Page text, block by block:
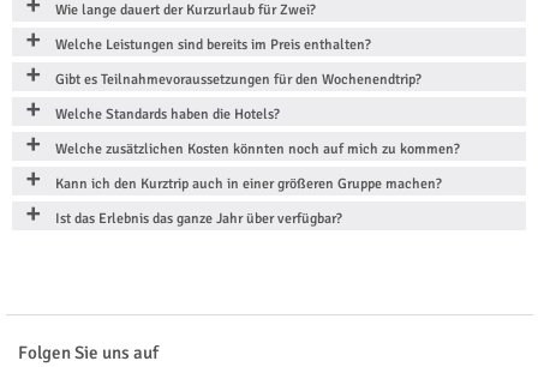
Wie lange dauert der Kurzurlaub für Zwei?
Welche Leistungen sind bereits im Preis enthalten?
Gibt es Teilnahmevoraussetzungen für den Wochenendtrip?
Welche Standards haben die Hotels?
Welche zusätzlichen Kosten könnten noch auf mich zu kommen?
Kann ich den Kurztrip auch in einer größeren Gruppe machen?
Ist das Erlebnis das ganze Jahr über verfügbar?
Folgen Sie uns auf